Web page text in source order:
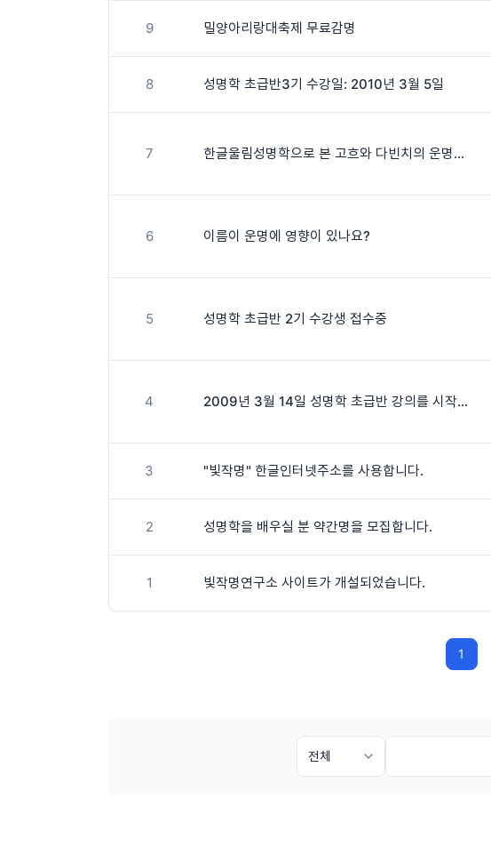
9 밀양아리랑대축제 무료감명
8 성명학 초급반3기 수강일: 2010년 3월 5일
7 한글울림성명학으로 본 고흐와 다빈치의 운명해석
6 이름이 운명에 영향이 있나요?
5 성명학 초급반 2기 수강생 접수중
4 2009년 3월 14일 성명학 초급반 강의를 시작합니다
3 "빛작명" 한글인터넷주소를 사용합니다.
2 성명학을 배우실 분 약간명을 모집합니다.
1 빛작명연구소 사이트가 개설되었습니다.
1